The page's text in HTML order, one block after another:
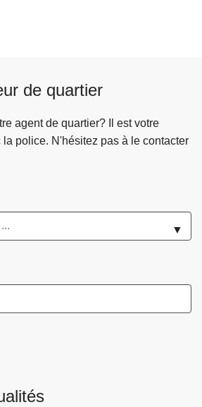
de quartier
agent de quartier? Il est votre
la police. N'hésitez pas à le contacter
▼